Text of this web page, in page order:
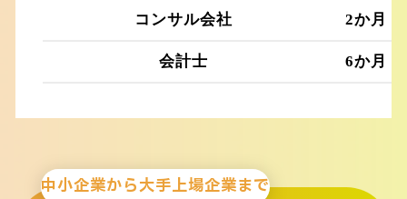
コンサル会社 2か月
会計士 6か月
中小企業から大手上場企業まで